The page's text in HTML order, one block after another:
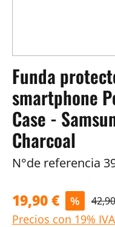
Funda
smartphone
Case -
Charcoal
N°de referencia
19,90 € %
Precios con 19%